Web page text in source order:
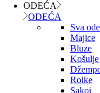
ODEĆA
ODEĆA
Sva
Majice
Bluze
Košulje
Rolke
Sakoi